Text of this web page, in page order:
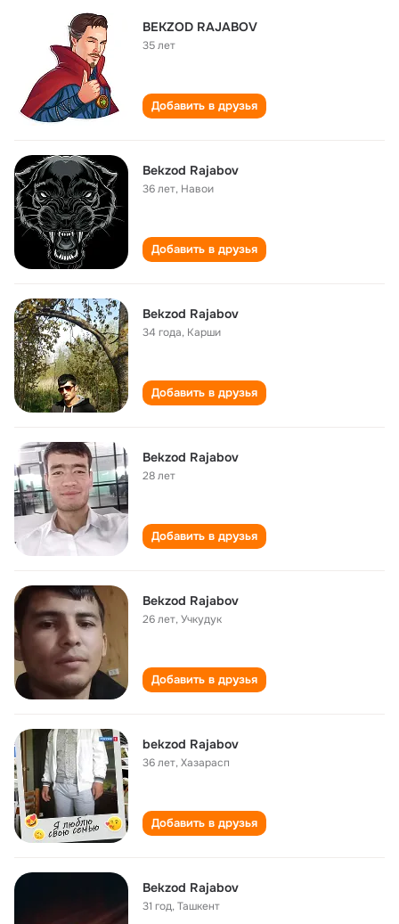
BEKZOD RAJABOV
35 лет
Добавить в друзья
Bekzod Rajabov
36 лет, Навои
Добавить в друзья
Bekzod Rajabov
34 года, Карши
Добавить в друзья
Bekzod Rajabov
28 лет
Добавить в друзья
Bekzod Rajabov
26 лет,Учкудук
Добавить в друзья
bekzod Rajabov
36 лет,Хазарасп
Добавить в друзья
Bekzod Rajabov
31 год,Ташкент